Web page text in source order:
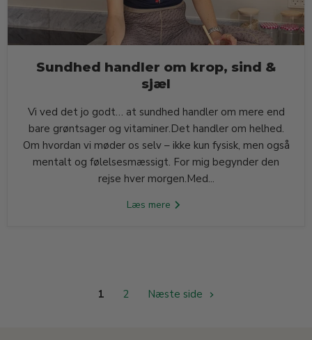
Sundhed handler om krop, sind &
sjæl
Vi ved det jo godt… at sundhed handler om mere end
bare grøntsager og vitaminer.Det handler om helhed.
Om hvordan vi møder os selv – ikke kun fysisk, men også
mentalt og følelsesmæssigt. For mig begynder den
rejse hver morgen.Med...
Læs mere
1 2 Næste side